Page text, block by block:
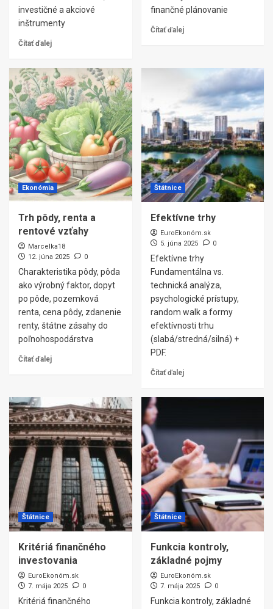
investičné a akciové
inštrumenty
Čítať ďalej
finančné plánovanie
Čítať ďalej
Ekonómia
Trh pôdy, renta a
rentové vzťahy
Marcelka18
12. júna 2025
0
Charakteristika pôdy, pôda
ako výrobný faktor, dopyt
po pôde, pozemková
renta, cena pôdy, zdanenie
renty, štátne zásahy do
poľnohospodárstva
Čítať ďalej
Štátnice
Efektívne trhy
EuroEkonóm.sk
5. júna 2025
0
Efektívne trhy
Fundamentálna vs.
technická analýza,
psychologické prístupy,
random walk a formy
efektívnosti trhu
(slabá/stredná/silná) +
PDF.
Čítať ďalej
Štátnice
Kritériá finančného
investovania
EuroEkonóm.sk
7. mája 2025
0
Kritériá finančného
Štátnice
Funkcia kontroly,
základné pojmy
EuroEkonóm.sk
7. mája 2025
0
Funkcia kontroly, základné